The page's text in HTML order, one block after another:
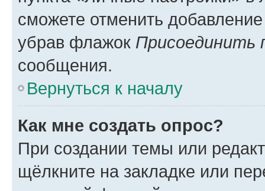
сможете отменить
убрав флажок Присоединить
сообщения.
Вернуться к началу
Как мне создать опрос?
При создании темы или
щёлкните на закладке или